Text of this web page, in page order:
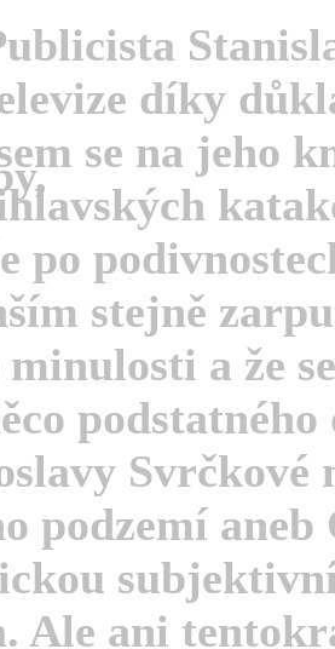
díky
se na jeho
po
stejně
a že
Svrčkové
podzemí
Ale ani